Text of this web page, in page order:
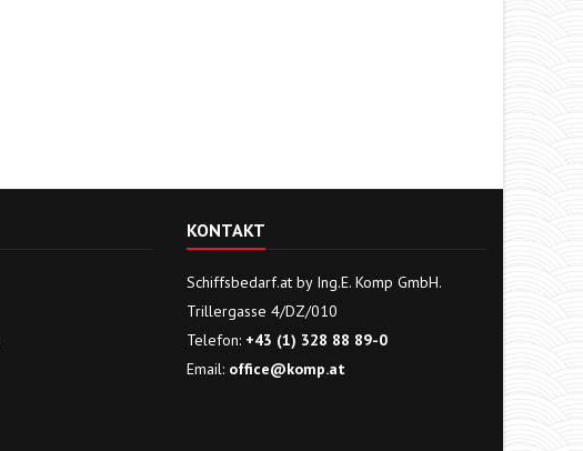
KONTAKT
Schiffsbedarf.at by Ing.E. Komp GmbH.
Trillergasse 4/DZ/010
Telefon: +43 (1) 328 88 89-0
Email: office@komp.at